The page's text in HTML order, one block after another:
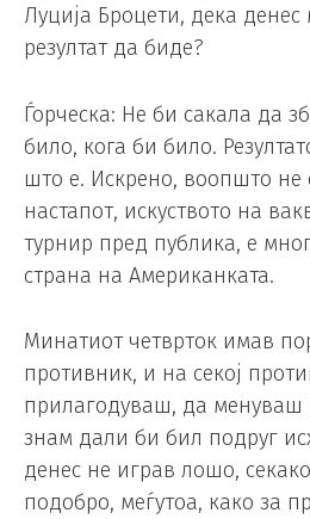
Луција Броцети, дека
резултат да биде?
Ѓорческа: Не би сакала да
било, кога би било.
што е. Искрено, воопшто не
настапот, искуството на
турнир пред публика, е
страна на Американката.
Минатиот четврток имав
противник, и на секој
прилагодуваш, да менуваш
знам дали би бил подруг
денес не играв лошо,
подобро, меѓутоа, како за